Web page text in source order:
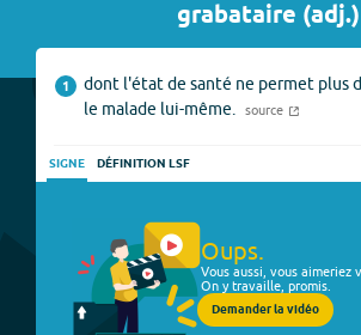
grabataire (adj.)
1
dont l'état de santé ne permet plus
le malade lui-même.
source
SIGNE DÉFINITION LSF
Oups.
Vous aussi, vous aimeriez
On y travaille, promis.
Demander la vidéo